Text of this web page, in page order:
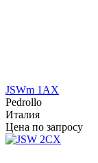
JSWm 1AX
Pedrollo
Италия
Цена по запросу